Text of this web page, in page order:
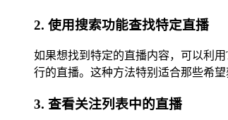
2. 使用搜索功能查找特定直播
如果想找到特定的直播内容，可以利
行的直播。这种方法特别适合那些希
3. 查看关注列表中的直播